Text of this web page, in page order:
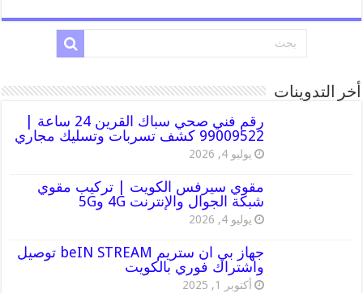
أخر التدوينات
رقم فني صحي سباك القرين 24 ساعة |
99009522 كشف تسربات وتسليك مجاري
يوليو 4, 2026
مقوي سيرفس الكويت | تركيب مقوي
شبكة الجوال والإنترنت 4G و5G
يوليو 4, 2026
جهاز بي ان ستريم beIN STREAM توصيل
واشتراك فوري بالكويت
أكتوبر 1, 2025